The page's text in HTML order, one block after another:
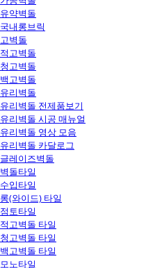
유약벽돌
국내롱브릭
고벽돌
적고벽돌
청고벽돌
백고벽돌
유리벽돌
유리벽돌 전제품보기
유리벽돌 시공 매뉴얼
유리벽돌 영상 모음
유리벽돌 카달로그
글레이즈벽돌
벽돌타일
수입타일
롱(와이드) 타일
점토타일
적고벽돌 타일
청고벽돌 타일
백고벽돌 타일
모노타일